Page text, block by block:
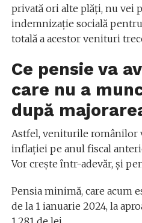
privată ori alte plăți, nu vei
indemnizație socială
totală a acestor venituri
Ce pensie va
care nu a
după
Astfel, veniturile românilor
inflației pe anul fiscal
Vor crește într-adevăr, și
Pensia minimă, care acum
de la 1 ianuarie 2024, la